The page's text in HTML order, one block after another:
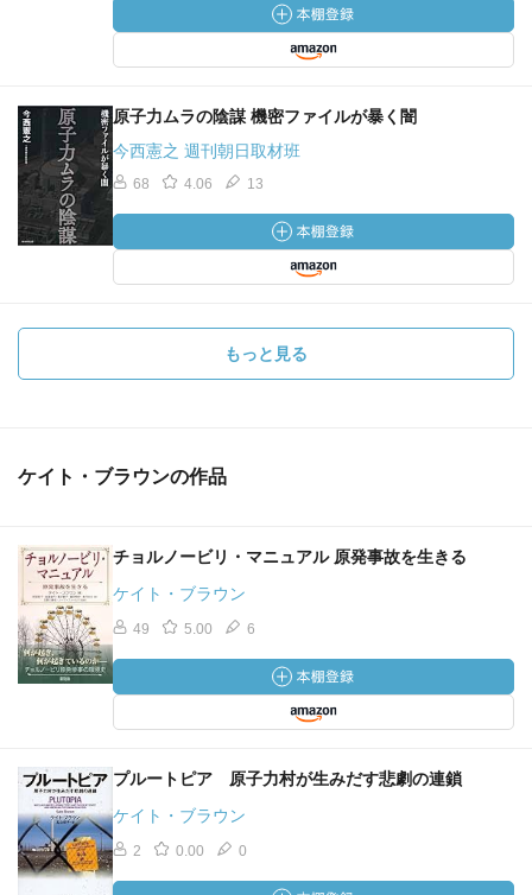
原子力ムラの陰謀 機密ファイルが暴く闇
今西憲之 週刊朝日取材班
68 4.06 13
もっと見る
ケイト・ブラウンの作品
チョルノービリ・マニュアル 原発事故を生きる
ケイト・ブラウン
49 5.00 6
プルートピア 原子力村が生みだす悲劇の連鎖
ケイト・ブラウン
2 0.00 0